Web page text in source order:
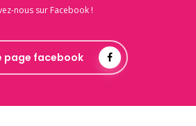
nous sur Facebook !
page facebook